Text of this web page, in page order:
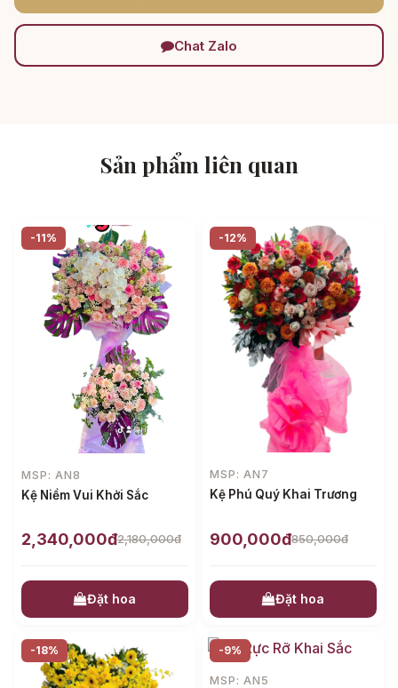
Chat Zalo
Sản phẩm liên quan
-11%
MSP: AN8
Kệ Niềm Vui Khởi Sắc
2,340,000đ2,180,000đ
Đặt hoa
-12%
MSP: AN7
Kệ Phú Quý Khai Trương
900,000đ850,000đ
Đặt hoa
-18% -9%
MSP: AN5